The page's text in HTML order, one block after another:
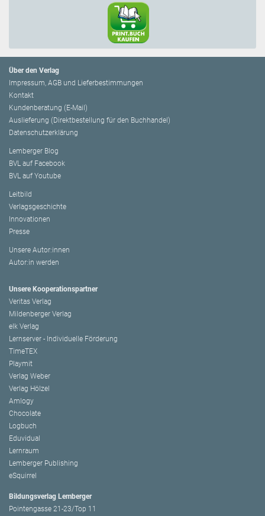
Über den Verlag
Impressum, AGB und Lieferbestimmungen
Kontakt
Kundenberatung (E-Mail)
Auslieferung (Direktbestellung für den Buchhandel)
Datenschutzerklärung
Lemberger Blog
BVL auf Facebook
BVL auf Youtube
Leitbild
Verlagsgeschichte
Innovationen
Presse
Unsere Autor:innen
Autor:in werden
Unsere Kooperationspartner
Veritas Verlag
Mildenberger Verlag
elk Verlag
Lernserver - Individuelle Förderung
TimeTEX
Playmit
Verlag Weber
Verlag Hölzel
Amlogy
Chocolate
Logbuch
Eduvidual
Lernraum
Lemberger Publishing
eSquirrel
Bildungsverlag Lemberger
Pointengasse 21-23/Top 11